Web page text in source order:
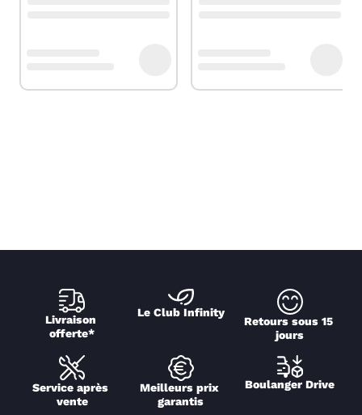
Livraison
offerte*
Le Club Infinity
Retours sous 15
jours
Service après
vente
Meilleurs prix
garantis
Boulanger Drive